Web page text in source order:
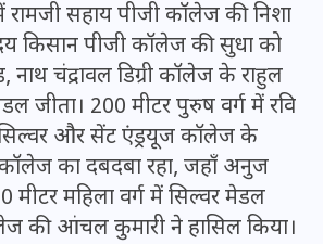
रामजी सहाय पीजी कॉलेज की निशा
किसान पीजी कॉलेज की सुधा को
चंद्रावल डिग्री कॉलेज के राहुल
जीता। 200 मीटर पुरुष वर्ग में रवि
सिल्वर और सेंट एंड्रयूज कॉलेज के
कॉलेज का दबदबा रहा, जहाँ अनुज
महिला वर्ग में सिल्वर मेडल
की आंचल कुमारी ने हासिल किया।
में बिना बिजली-पंखे
साल, उसे देख भावुक
सिंह, कहा-यहीं
सोना